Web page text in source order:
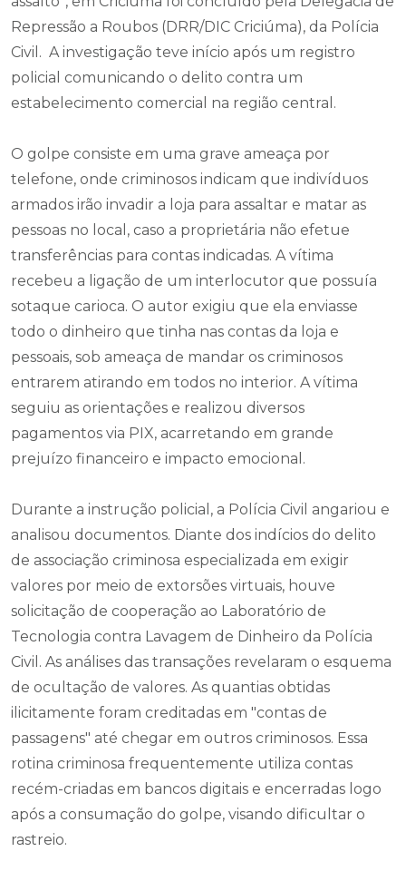
Repressão a Roubos (DRR/DIC Criciúma), da Polícia
Civil. A investigação teve início após um registro
policial comunicando o delito contra um
estabelecimento comercial na região central.
O golpe consiste em uma grave ameaça por
telefone, onde criminosos indicam que indivíduos
armados irão invadir a loja para assaltar e matar as
pessoas no local, caso a proprietária não efetue
transferências para contas indicadas. A vítima
recebeu a ligação de um interlocutor que possuía
sotaque carioca. O autor exigiu que ela enviasse
todo o dinheiro que tinha nas contas da loja e
pessoais, sob ameaça de mandar os criminosos
entrarem atirando em todos no interior. A vítima
seguiu as orientações e realizou diversos
pagamentos via PIX, acarretando em grande
prejuízo financeiro e impacto emocional.
Durante a instrução policial, a Polícia Civil angariou e
analisou documentos. Diante dos indícios do delito
de associação criminosa especializada em exigir
valores por meio de extorsões virtuais, houve
solicitação de cooperação ao Laboratório de
Tecnologia contra Lavagem de Dinheiro da Polícia
Civil. As análises das transações revelaram o esquema
de ocultação de valores. As quantias obtidas
ilicitamente foram creditadas em "contas de
passagens" até chegar em outros criminosos. Essa
rotina criminosa frequentemente utiliza contas
recém-criadas em bancos digitais e encerradas logo
após a consumação do golpe, visando dificultar o
rastreio.